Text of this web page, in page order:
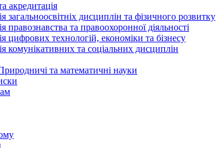
акредитація
загальноосвітніх дисциплін та фізичного розвитку
правознавства та правоохоронної діяльності
цифрових технологій, економіки та бізнесу
комунікативних та соціальних дисциплін
та математичні науки